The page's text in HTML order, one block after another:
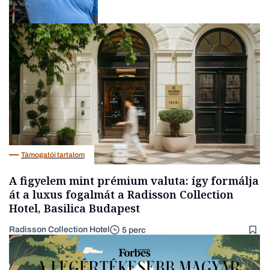
Társadalom
Támogatói tartalom
A figyelem mint prémium valuta: így formálja
át a luxus fogalmát a Radisson Collection
Hotel, Basilica Budapest
Radisson Collection Hotel 5 perc